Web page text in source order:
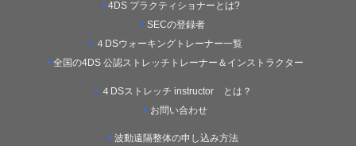
4DS プラクティショナーとは?
SECの登録者
４DSウォーキングトレーナー一覧
全国の4DS 公認ストレッチトレーナー＆インストラクター
４DSストレッチ instructor とは？
お問い合わせ
波動遠隔整体の申し込み方法